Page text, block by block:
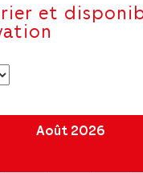
et
Août 2026